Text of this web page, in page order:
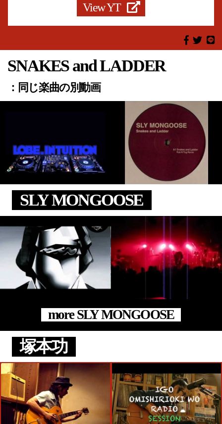
View YT
SNAKES and LADDER
：同じ楽曲の別動画
SLY MONGOOSE
more SLY MONGOOSE
塚本功